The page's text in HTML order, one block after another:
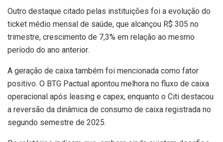
Outro destaque citado pelas instituições foi a evolução do
ticket médio mensal de saúde, que alcançou R$ 305 no
trimestre, crescimento de 7,3% em relação ao mesmo
período do ano anterior.
A geração de caixa também foi mencionada como fator
positivo. O BTG Pactual apontou melhora no fluxo de caixa
operacional após leasing e capex, enquanto o Citi destacou
a reversão da dinâmica de consumo de caixa registrada no
segundo semestre de 2025.